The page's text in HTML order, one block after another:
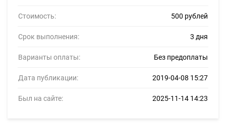
Стоимость: 500 рублей
Срок выполнения: 3 дня
Варианты оплаты: Без предоплаты
Дата публикации: 2019-04-08 15:27
Был на сайте: 2025-11-14 14:23